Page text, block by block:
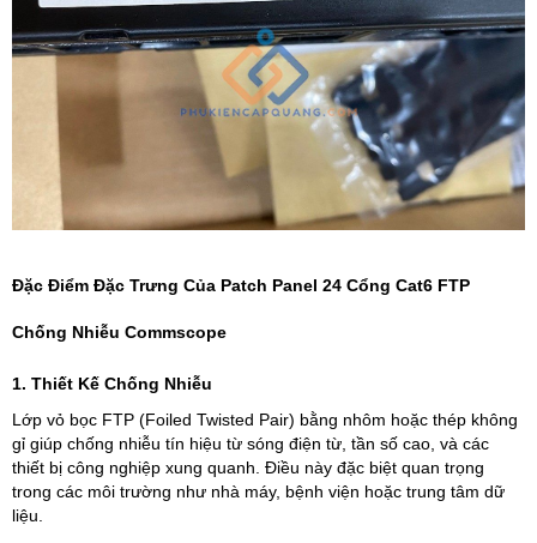
Đặc Điểm Đặc Trưng Của Patch Panel 24 Cổng Cat6 FTP
Chống Nhiễu Commscope
1. Thiết Kế Chống Nhiễu
Lớp vỏ bọc FTP (Foiled Twisted Pair) bằng nhôm hoặc thép không
gỉ giúp chống nhiễu tín hiệu từ sóng điện từ, tần số cao, và các
thiết bị công nghiệp xung quanh. Điều này đặc biệt quan trọng
trong các môi trường như nhà máy, bệnh viện hoặc trung tâm dữ
liệu.